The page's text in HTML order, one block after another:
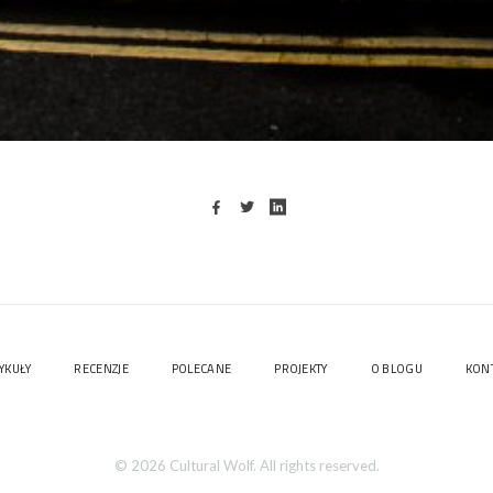
RECENZJE POLECANE PROJEKTY O BLOGU
© 2026 Cultural Wolf. All rights reserved.